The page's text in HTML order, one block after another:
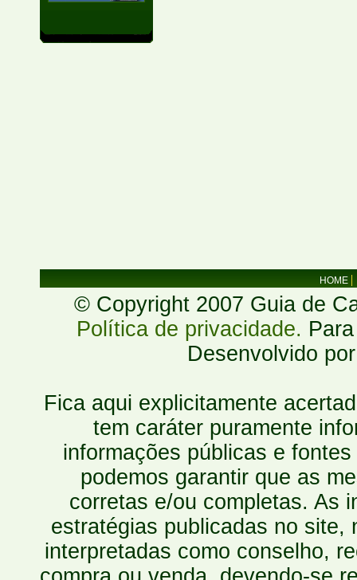
HOME
© Copyright 2007 Guia de
Política de privacidade.
Desenvolvido
Fica aqui explicitamente
tem caráter puramente
informações públicas e
podemos garantir que as
corretas e/ou completas. As
estratégias publicadas no site,
interpretadas como conselho,